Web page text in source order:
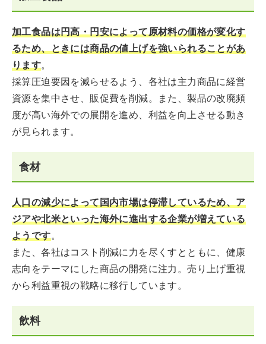
加工食品は円高・円安によって原材料の価格が変化す
るため、ときには商品の値上げを強いられることがあ
ります。
採算圧迫要因を減らせるよう、各社は主力商品に経営
資源を集中させ、販促費を削減。また、製品の改廃頻
度が高い海外での展開を進め、利益を向上させる動き
が見られます。
食材
人口の減少によって国内市場は停滞しているため、ア
ジアや北米といった海外に進出する企業が増えている
ようです。
また、各社はコスト削減に力を尽くすとともに、健康
志向をテーマにした商品の開発に注力。売り上げ重視
から利益重視の戦略に移行しています。
飲料